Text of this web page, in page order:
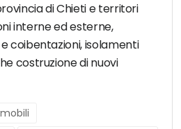
di Chieti e territori
interne ed esterne,
coibentazioni, isolamenti
costruzione di nuovi